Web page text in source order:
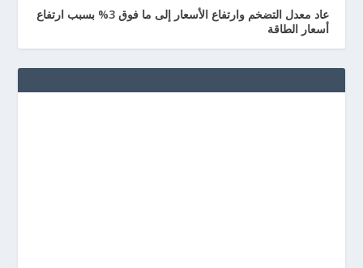
عاد معدل التضخم وارتفاع الأسعار إلى ما فوق 3% بسبب ارتفاع
أسعار الطاقة